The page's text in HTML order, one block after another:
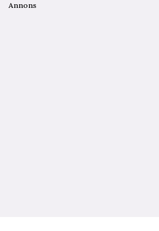
Annons